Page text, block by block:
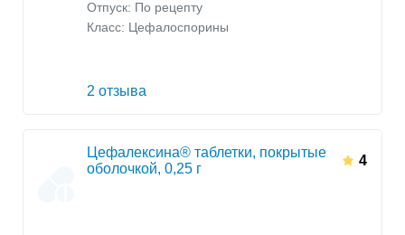
Отпуск: По рецепту
Класс:
Цефалоспорины
2 отзыва
Цефалексина® таблетки, покрытые
оболочкой, 0,25 г
4